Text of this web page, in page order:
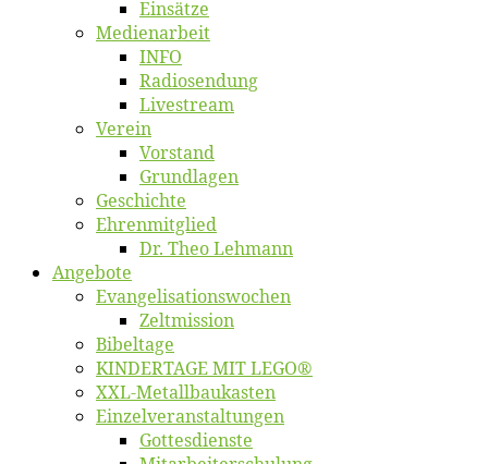
Ein­sät­ze
Me­di­en­ar­beit
INFO
Ra­dio­sen­dung
Live­stream
Ver­ein
Vor­stand
Grund­la­gen
Ge­schich­te
Eh­ren­mit­glied
Dr. Theo Lehmann
An­ge­bo­te
Evangelisa­tions­wo­chen
Zelt­mis­si­on
Bi­bel­ta­ge
KINDERTAGE MIT LEGO®
XXL-Me­­tal­l­­bau­­kas­­ten
Einzelver­an­stal­tungen
Got­tes­diens­te